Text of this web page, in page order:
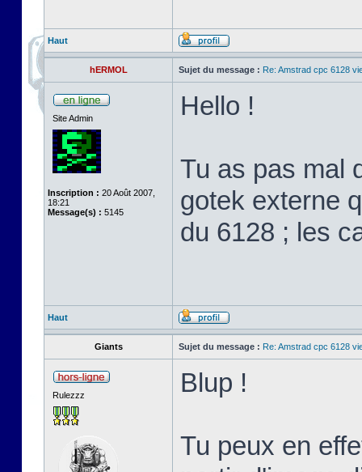
Haut
hERMOL Sujet du message : Re: Amstrad cpc 6128
Site Admin
Inscription : 20 Août 2007,
18:21
Message(s) : 5145
Hello !
Tu as pas mal
gotek externe
du 6128 ; les
Haut
Giants Sujet du message : Re: Amstrad cpc 6128
Rulezzz Blup !
Tu peux en